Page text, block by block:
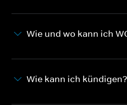
Wie und wo kann ich
Wie kann ich kündigen?